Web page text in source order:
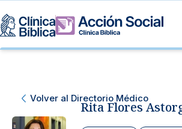
Nuestras especialidades
Servicios
Servicios Generales
Información
Volver al Directorio Médico
Rita Flores